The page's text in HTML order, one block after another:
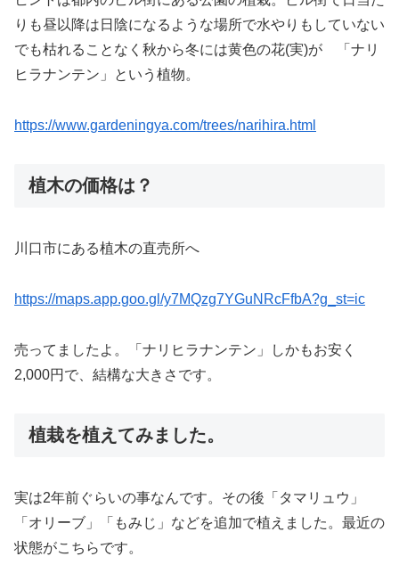
りも昼以降は日陰になるような場所で水やりもしていない
でも枯れることなく秋から冬には黄色の花(実)が 「ナリ
ヒラナンテン」という植物。
https://www.gardeningya.com/trees/narihira.html
植木の価格は？
川口市にある植木の直売所へ
https://maps.app.goo.gl/y7MQzg7YGuNRcFfbA?g_st=ic
売ってましたよ。「ナリヒラナンテン」しかもお安く
2,000円で、結構な大きさです。
植栽を植えてみました。
実は2年前ぐらいの事なんです。その後「タマリュウ」
「オリーブ」「もみじ」などを追加で植えました。最近の
状態がこちらです。